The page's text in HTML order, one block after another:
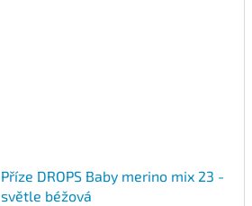
Příze DROPS Baby merino mix 23 -
světle béžová